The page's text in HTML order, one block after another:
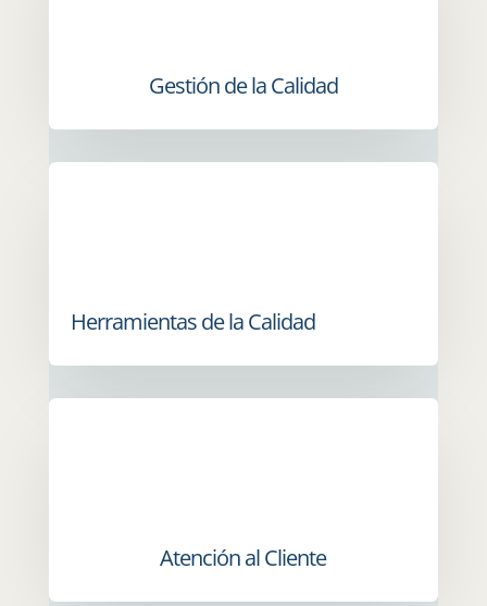
Gestión de la Calidad
Herramientas de la Calidad
Atención al Cliente